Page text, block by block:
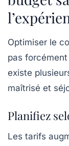
Optimiser le
pas forcément
existe
maîtrisé et
Planifiez
Les tarifs